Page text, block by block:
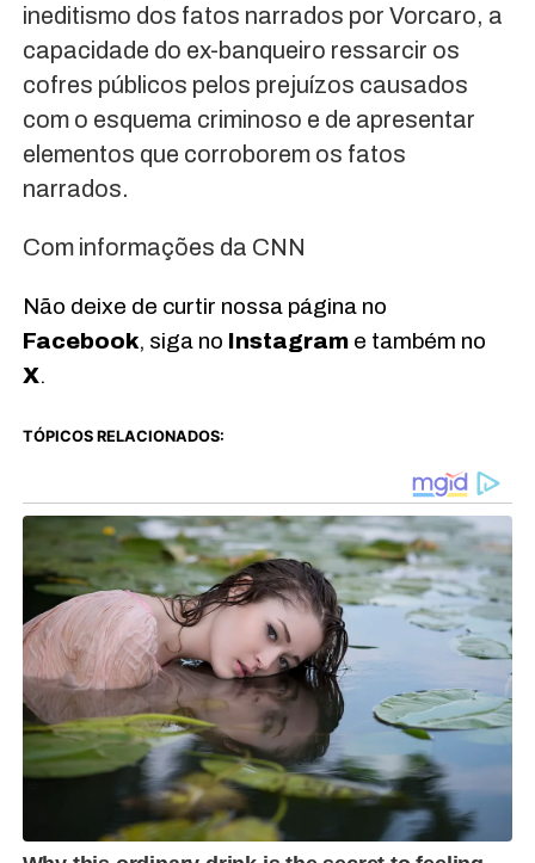
ineditismo dos fatos narrados por Vorcaro, a
capacidade do ex-banqueiro ressarcir os
cofres públicos pelos prejuízos causados
com o esquema criminoso e de apresentar
elementos que corroborem os fatos
narrados.
Com informações da CNN
Não deixe de curtir nossa página no
Facebook, siga no Instagrame também no
X.
TÓPICOS RELACIONADOS: